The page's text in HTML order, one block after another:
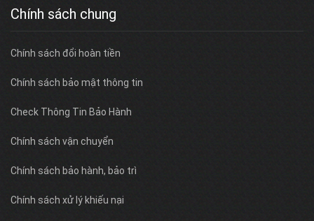
Chính sách chung
Chính sách đổi hoàn tiền
Chính sách bảo mật thông tin
Check Thông Tin Bảo Hành
Chính sách vận chuyển
Chính sách bảo hành, bảo trì
Chính sách xử lý khiếu nại